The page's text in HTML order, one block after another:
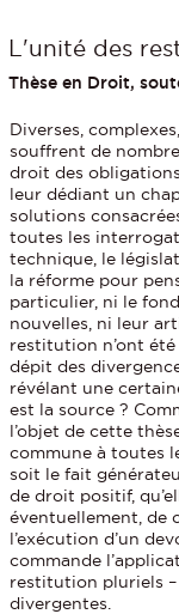
L'unité des
Thèse en Droit,
Diverses,
souffrent de
droit des
leur dédiant un
solutions
toutes les
technique, le
la réforme pour
particulier, ni le
nouvelles, ni leur
restitution n’ont été
dépit des
révélant une
est la source ?
l’objet de cette
commune à toutes
soit le fait
de droit positif,
éventuellement, de
l’exécution d’un
commande
restitution pluriels
divergentes.